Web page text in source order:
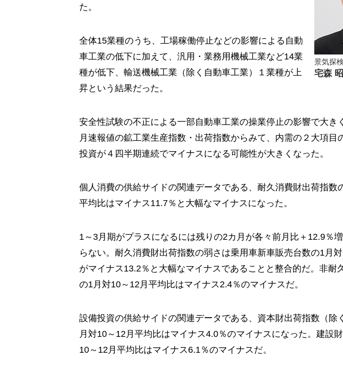
景気探
宅森
た。
全体15業種のうち、工場稼働停止などの影響による自動
車工業の低下に加えて、汎用・業務用機械工業など14業
種が低下、輸送機械工業（除く自動車工業）１業種が上
昇という結果だった。
安全性試験の不正による一部自動車工業の操業停止の影響で大き
月速報値の鉱工業生産指数・出荷指数からみて、内需の２大項目
投資が４四半期連続でマイナスになる可能性が大きくなった。
個人消費の供給サイドの関連データである、耐久消費財出荷指数
平均比はマイナス11.7％と大幅なマイナスになった。
1～3月期がプラスになるには残りの2カ月が各々前月比＋12.9％
らない。耐久消費財出荷指数の弱さは乗用車新車販売台数の1月
がマイナス13.2％と大幅なマイナスであることと整合的だ。非耐
の1月対10～12月平均比はマイナス2.4％のマイナスだ。
設備投資の供給サイドの関連データである、資本財出荷指数（除
月対10～12月平均比はマイナス4.0％のマイナスになった。建設
10～12月平均比はマイナス6.1％のマイナスだ。